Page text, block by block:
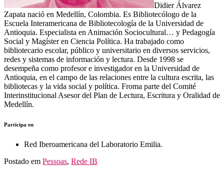
Didier Álvarez
Zapata nació en Medellín, Colombia. Es Bibliotecólogo de la
Escuela Interamericana de Bibliotecología de la Universidad de
Antioquia. Especialista en Animación Sociocultural… y Pedagogía
Social y Magíster en Ciencia Política. Ha trabajado como
bibliotecario escolar, público y universitario en diversos servicios,
redes y sistemas de información y lectura. Desde 1998 se
desempeña como profesor e investigador en la Universidad de
Antioquia, en el campo de las relaciones entre la cultura escrita, las
bibliotecas y la vida social y política. Froma parte del Comité
Interinstitucional Asesor del Plan de Lectura, Escritura y Oralidad de
Medellín.
Participa en
Red Iberoamericana del Laboratorio Emilia.
Postado em Pessoas, Rede IB